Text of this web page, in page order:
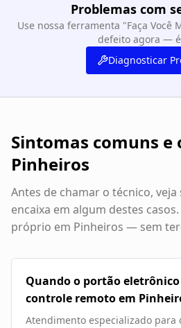
Problemas com
Use nossa ferramenta "Faça Você
defeito agora —
Diagnosticar
Sintomas comuns e
Pinheiros
Antes de chamar o técnico,
encaixa em algum destes
próprio em Pinheiros — sem
Quando o portão
controle remoto em
Atendimento especializado para